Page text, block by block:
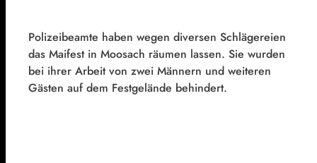
Polizeibeamte haben wegen diversen Schlägereien
das Maifest in Moosach räumen lassen. Sie wurden
bei ihrer Arbeit von zwei Männern und weiteren
Gästen auf dem Festgelände behindert.